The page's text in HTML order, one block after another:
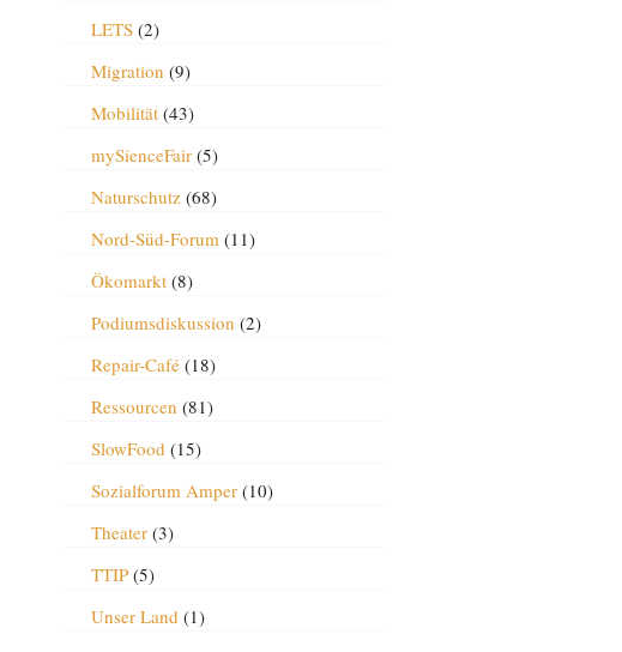
LETS(2)
Migration (9)
Mobilität(43)
mySienceFair(5)
Naturschutz(68)
Nord-Süd-Forum(11)
Ökomarkt(8)
Podiumsdiskussion (2)
Repair-Café(18)
Ressourcen (81)
SlowFood (15)
Sozialforum Amper(10)
Theater(3)
TTIP(5)
Unser Land (1)